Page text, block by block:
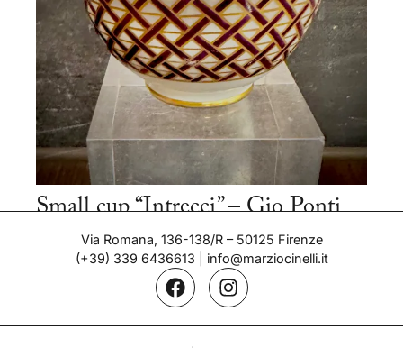
Small cup “Intrecci” – Gio Ponti
Period: 1927Via Romana, 136-138/R – 50125 Firenze
(+39) 339 6436613
info@marziocinelli.it